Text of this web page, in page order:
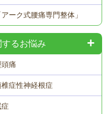
ーク式腰痛専門整体」
るお悩み
痛
症性神経根症